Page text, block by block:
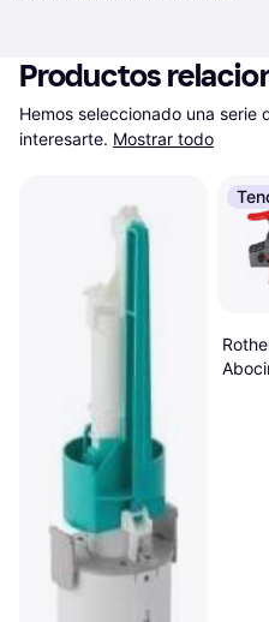
Productos
Hemos seleccionado una
interesarte. Mostrar todo